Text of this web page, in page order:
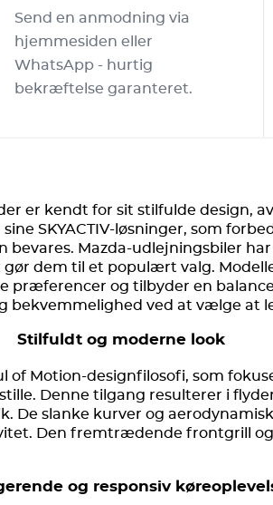
Send en anmodning via
hjemmesiden eller
WhatsApp - hurtig
bekræftelse garanteret.
er kendt for sit stilfulde design,
SKYACTIV-løsninger, som
bevares. Mazda-udlejningsbiler
dem til et populært valg.
præferencer og tilbyder en
bekvemmelighed ved at vælge at
Stilfuldt og moderne look
of Motion-designfilosofi, som
Denne tilgang resulterer i
De slanke kurver og
Den fremtrædende frontgrill
og responsiv